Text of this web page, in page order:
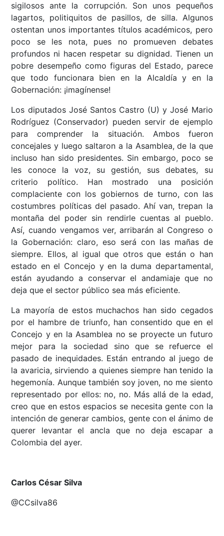
sigilosos ante la corrupción. Son unos pequeños
lagartos, politiquitos de pasillos, de silla. Algunos
ostentan unos importantes títulos académicos, pero
poco se les nota, pues no promueven debates
profundos ni hacen respetar su dignidad. Tienen un
pobre desempeño como figuras del Estado, parece
que todo funcionara bien en la Alcaldía y en la
Gobernación: ¡imagínense!
Los diputados José Santos Castro (U) y José Mario
Rodríguez (Conservador) pueden servir de ejemplo
para comprender la situación. Ambos fueron
concejales y luego saltaron a la Asamblea, de la que
incluso han sido presidentes. Sin embargo, poco se
les conoce la voz, su gestión, sus debates, su
criterio político. Han mostrado una posición
complaciente con los gobiernos de turno, con las
costumbres políticas del pasado. Ahí van, trepan la
montaña del poder sin rendirle cuentas al pueblo.
Así, cuando vengamos ver, arribarán al Congreso o
la Gobernación: claro, eso será con las mañas de
siempre. Ellos, al igual que otros que están o han
estado en el Concejo y en la duma departamental,
están ayudando a conservar el andamiaje que no
deja que el sector público sea más eficiente.
La mayoría de estos muchachos han sido cegados
por el hambre de triunfo, han consentido que en el
Concejo y en la Asamblea no se proyecte un futuro
mejor para la sociedad sino que se refuerce el
pasado de inequidades. Están entrando al juego de
la avaricia, sirviendo a quienes siempre han tenido la
hegemonía. Aunque también soy joven, no me siento
representado por ellos: no, no. Más allá de la edad,
creo que en estos espacios se necesita gente con la
intención de generar cambios, gente con el ánimo de
querer levantar el ancla que no deja escapar a
Colombia del ayer.
Carlos César Silva
@CCsilva86